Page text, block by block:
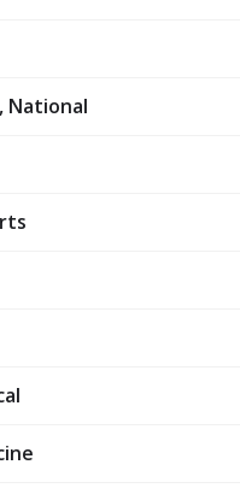
National